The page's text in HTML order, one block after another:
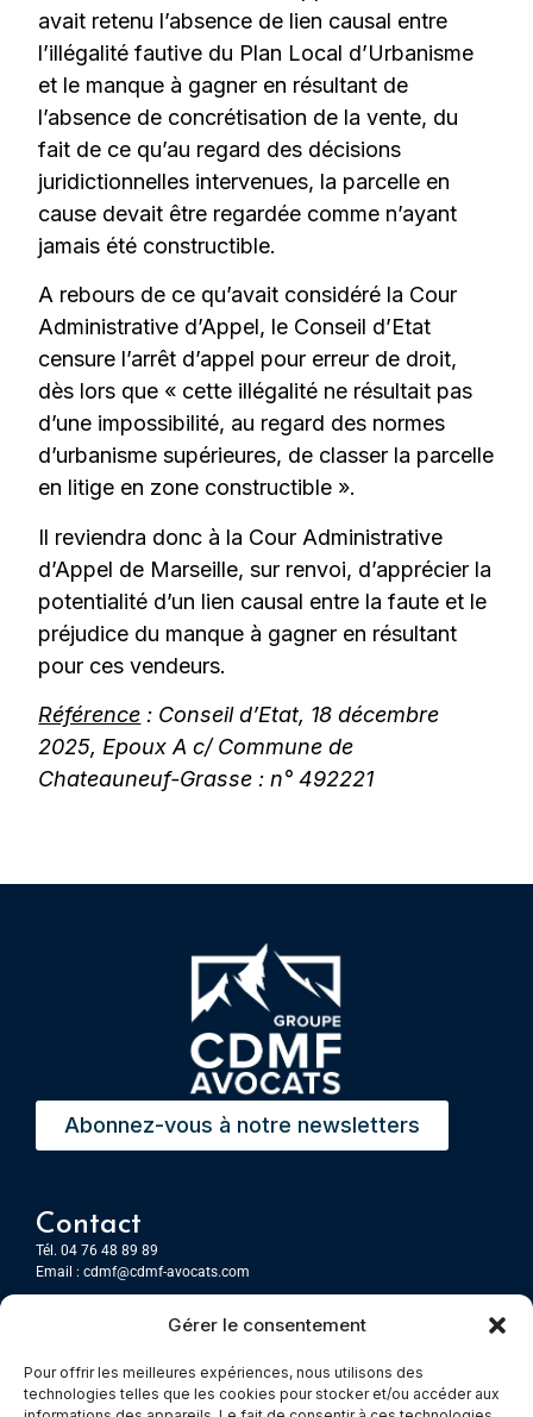
Gérer le consentement
Pour offrir les meilleures expériences, nous utilisons des
technologies telles que les cookies pour stocker et/ou accéder aux
avait retenu l’absence de lien causal entre
l’illégalité fautive du Plan Local d’Urbanisme
et le manque à gagner en résultant de
l’absence de concrétisation de la vente, du
fait de ce qu’au regard des décisions
juridictionnelles intervenues, la parcelle en
cause devait être regardée comme n’ayant
jamais été constructible.
A rebours de ce qu’avait considéré la Cour
Administrative d’Appel, le Conseil d’Etat
censure l’arrêt d’appel pour erreur de droit,
dès lors que « cette illégalité ne résultait pas
d’une impossibilité, au regard des normes
d’urbanisme supérieures, de classer la parcelle
en litige en zone constructible ».
Il reviendra donc à la Cour Administrative
d’Appel de Marseille, sur renvoi, d’apprécier la
potentialité d’un lien causal entre la faute et le
préjudice du manque à gagner en résultant
pour ces vendeurs.
Référence : Conseil d’Etat, 18 décembre
2025, Epoux A c/ Commune de
Chateauneuf-Grasse : n° 492221
Abonnez-vous à notre newsletters
Contact
Tél. 04 76 48 89 89
Email : cdmf@cdmf-avocats.com
7 Place Firmin Gautier
CS 80476
38016 GRENOBLE, Cedex 1